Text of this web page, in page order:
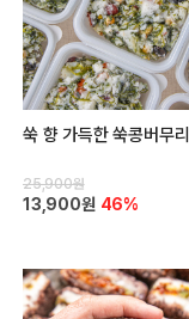
쑥 향 가득한 쑥콩버무리
25,900원
13,900원 46%